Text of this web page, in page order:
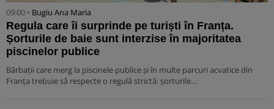
09:00 • Bugiu ⁠Ana Maria
Regula care îi surprinde pe turiști în Franța.
Șorturile de baie sunt interzise în majoritatea
piscinelor publice
Bărbații care merg la piscinele publice și în multe parcuri acvatice din
Franța trebuie să respecte o regulă strictă: șorturile…